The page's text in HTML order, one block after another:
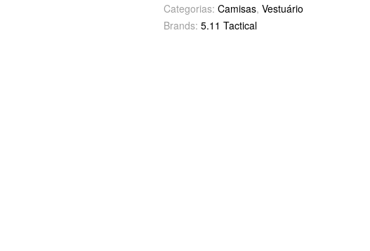
Categorias: Camisas, Vestuário
Brands: 5.11 Tactical